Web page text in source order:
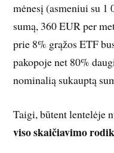
mėnesį (asmeniui su 1
sumą, 360 EUR per
prie 8% grąžos ETF
pakopoje net 80%
nominalią sukauptą
Taigi, būtent lentelėje
viso skaičiavimo